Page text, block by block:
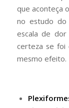
que aconteça
no estudo do
escala de
certeza se foi
mesmo efeito.